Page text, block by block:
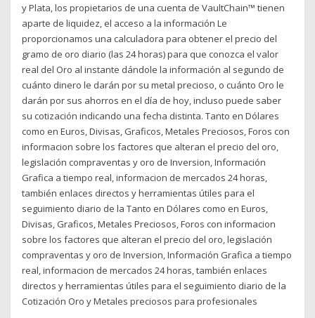
y Plata, los propietarios de una cuenta de VaultChain™ tienen
aparte de liquidez, el acceso a la información Le
proporcionamos una calculadora para obtener el precio del
gramo de oro diario (las 24 horas) para que conozca el valor
real del Oro al instante dándole la información al segundo de
cuánto dinero le darán por su metal precioso, o cuánto Oro le
darán por sus ahorros en el día de hoy, incluso puede saber
su cotización indicando una fecha distinta. Tanto en Dólares
como en Euros, Divisas, Graficos, Metales Preciosos, Foros con
informacion sobre los factores que alteran el precio del oro,
legislación compraventas y oro de Inversion, Información
Grafica a tiempo real, informacion de mercados 24 horas,
también enlaces directos y herramientas útiles para el
seguimiento diario de la Tanto en Dólares como en Euros,
Divisas, Graficos, Metales Preciosos, Foros con informacion
sobre los factores que alteran el precio del oro, legislación
compraventas y oro de Inversion, Información Grafica a tiempo
real, informacion de mercados 24 horas, también enlaces
directos y herramientas útiles para el seguimiento diario de la
Cotización Oro y Metales preciosos para profesionales